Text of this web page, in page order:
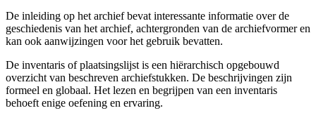
De inleiding op het archief bevat interessante informatie over de
geschiedenis van het archief, achtergronden van de archiefvormer en
kan ook aanwijzingen voor het gebruik bevatten.
De inventaris of plaatsingslijst is een hiërarchisch opgebouwd
overzicht van beschreven archiefstukken. De beschrijvingen zijn
formeel en globaal. Het lezen en begrijpen van een inventaris
behoeft enige oefening en ervaring.